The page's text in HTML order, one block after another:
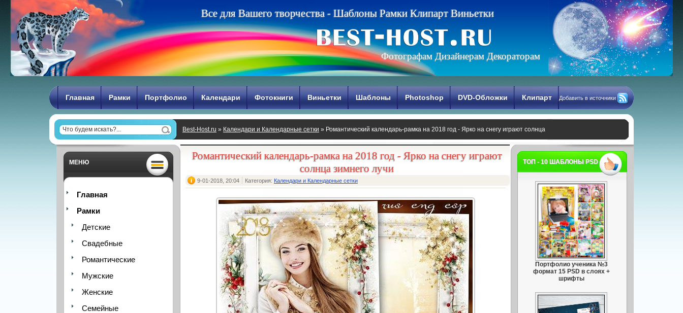
Все для Вашего творчества - Шаблоны Рамки Клипарт Виньетки
Фотографам Дизайнерам Декораторам
Главная Рамки Портфолио Календари Фотокниги Виньетки Шаблоны Photoshop DVD-Обложки Клипарт Добавить в источники
Best-Host.ru » Календари и Календарные сетки » Романтический календарь-рамка на 2018 год - Ярко на снегу играют солнца
МЕНЮ
Главная
Рамки
Детские
Свадебные
Романтические
Мужские
Женские
Семейные
Романтический календарь-рамка на 2018 год - Ярко на снегу играют
солнца зимнего лучи
9-01-2018, 20:04 Категория: Календари и Календарные сетки
ТОП - 10 ШАБЛОНЫ PSD
Портфолио ученика №3
формат 15 PSD в слоях +
шрифты